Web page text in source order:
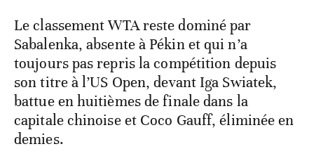
Le classement WTA reste dominé par
Sabalenka, absente à Pékin et qui n’a
toujours pas repris la compétition depuis
son titre à l’US Open, devant Iga Swiatek,
battue en huitièmes de finale dans la
capitale chinoise et Coco Gauff, éliminée en
demies.